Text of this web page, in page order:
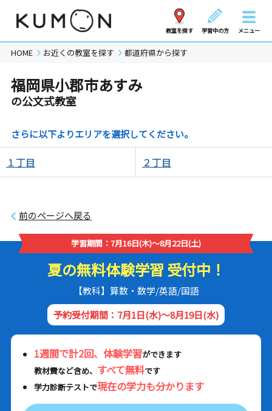
教室を探す 学習中の方 メニュー
HOME お近くの教室を探す 都道府県から探す
福岡県小郡市あすみ
の公文式教室
さらに以下よりエリアを選択してください。
１丁目 ２丁目
前のページへ戻る
学習期間：7月16日(木)～8月22日(土)
夏の無料体験学習 受付中！
【教科】算数・数学/英語/国語
予約受付期間：7月1日(水)～8月19日(水)
1週間で計2回、体験学習ができます
教材費など含め、 すべて無料です
学力診断テストで現在の学力も分かります